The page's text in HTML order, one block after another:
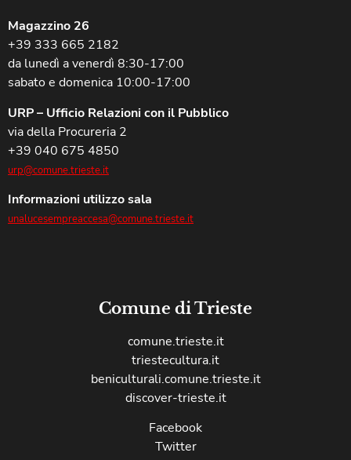
Magazzino 26
+39 333 665 2182
da lunedì a venerdì 8:30-17:00
sabato e domenica 10:00-17:00
URP – Ufficio Relazioni con il Pubblico
via della Procureria 2
+39 040 675 4850
urp@comune.trieste.it
Informazioni utilizzo sala
unalucesempreaccesa@comune.trieste.it
Comune di Trieste
comune.trieste.it
triestecultura.it
beniculturali.comune.trieste.it
discover-trieste.it
Facebook
Twitter